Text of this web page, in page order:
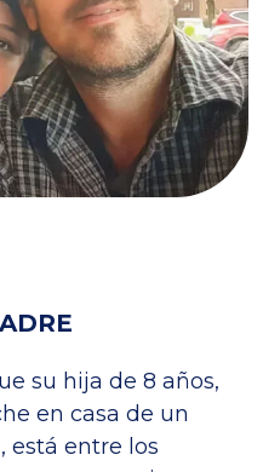
su hija de 8 años,
en casa de un
está entre los